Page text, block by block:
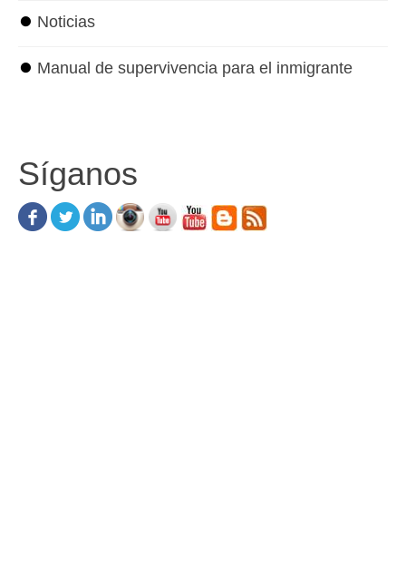
⏺ Noticias
⏺ Manual de supervivencia para el inmigrante
Síganos